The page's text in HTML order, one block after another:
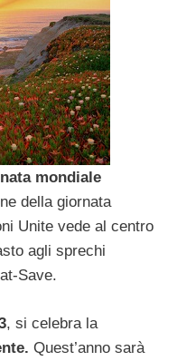
mondiale
della giornata
Unite vede al centro
agli sprechi
Save.
, si celebra la
Quest’anno sarà